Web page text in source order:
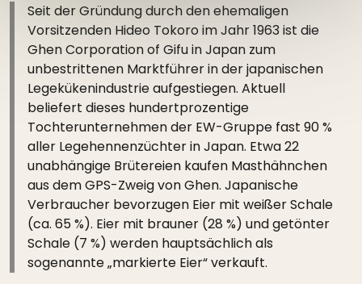
Seit der Gründung durch den ehemaligen
Vorsitzenden Hideo Tokoro im Jahr 1963 ist die
Ghen Corporation of Gifu in Japan zum
unbestrittenen Marktführer in der japanischen
Legekükenindustrie aufgestiegen. Aktuell
beliefert dieses hundertprozentige
Tochterunternehmen der EW-Gruppe fast 90 %
aller Legehennenzüchter in Japan. Etwa 22
unabhängige Brütereien kaufen Masthähnchen
aus dem GPS-Zweig von Ghen. Japanische
Verbraucher bevorzugen Eier mit weißer Schale
(ca. 65 %). Eier mit brauner (28 %) und getönter
Schale (7 %) werden hauptsächlich als
sogenannte „markierte Eier“ verkauft.